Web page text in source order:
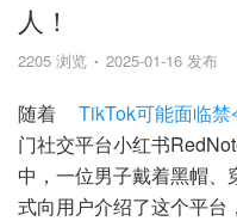
人！
2205 浏览 2025-01-16 发布
随着 TikTok可能面临禁
门社交平台小红书
中，一位男子戴着黑帽
式向用户介绍了这个平台